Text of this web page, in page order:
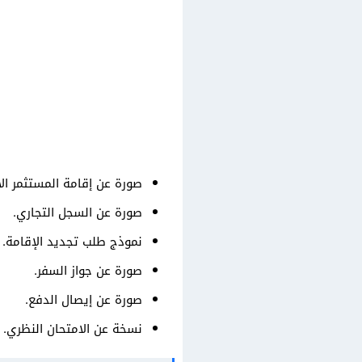
صورة عن إقامة المستثمر
صورة عن السجل التجاري.
نموذج طلب تجديد الإقامة.
صورة عن جواز السفر.
صورة عن إيصال الدفع.
نسخة عن الامتحان النظري.